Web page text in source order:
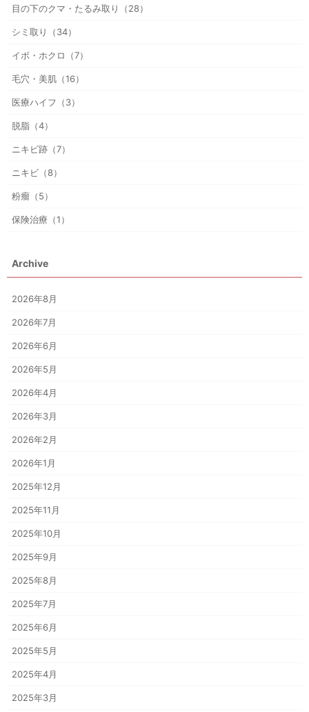
目の下のクマ・たるみ取り（28）
シミ取り（34）
イボ・ホクロ（7）
毛穴・美肌（16）
医療ハイフ（3）
脱脂（4）
ニキビ跡（7）
ニキビ（8）
粉瘤（5）
保険治療（1）
Archive
2026年8月
2026年7月
2026年6月
2026年5月
2026年4月
2026年3月
2026年2月
2026年1月
2025年12月
2025年11月
2025年10月
2025年9月
2025年8月
2025年7月
2025年6月
2025年5月
2025年4月
2025年3月